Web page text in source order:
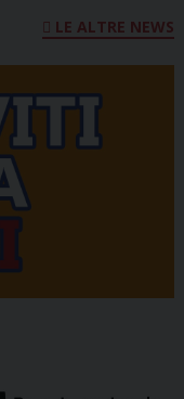
LE ALTRE NEWS